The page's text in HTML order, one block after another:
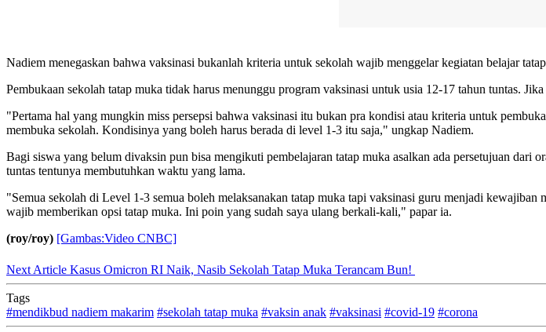
Nadiem menegaskan bahwa vaksinasi bukanlah kriteria untuk sekolah wajib menggelar kegiatan belajar
Pembukaan sekolah tatap muka tidak harus menunggu program vaksinasi untuk usia 12-17 tahun tuntas.
"Pertama hal yang mungkin miss persepsi bahwa vaksinasi itu bukan pra kondisi atau kriteria untuk
membuka sekolah. Kondisinya yang boleh harus berada di level 1-3 itu saja," ungkap Nadiem.
Bagi siswa yang belum divaksin pun bisa mengikuti pembelajaran tatap muka asalkan ada persetujuan dari
tuntas tentunya membutuhkan waktu yang lama.
"Semua sekolah di Level 1-3 semua boleh melaksanakan tatap muka tapi vaksinasi guru menjadi
wajib memberikan opsi tatap muka. Ini poin yang sudah saya ulang berkali-kali," papar ia.
(roy/roy) [Gambas:Video CNBC]
Next Article Kasus Omicron RI Naik, Nasib Sekolah Tatap Muka Terancam Bun!
Tags
#mendikbud nadiem makarim #sekolah tatap muka #vaksin anak #vaksinasi #covid-19 #corona